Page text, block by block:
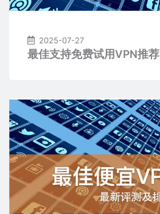
2025-07-27
最佳支持免费试用VPN推荐